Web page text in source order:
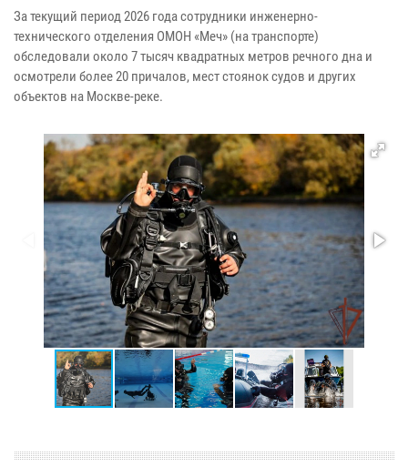
За текущий период 2026 года сотрудники инженерно-
технического отделения ОМОН «Меч» (на транспорте)
обследовали около 7 тысяч квадратных метров речного дна и
осмотрели более 20 причалов, мест стоянок судов и других
объектов на Москве-реке.